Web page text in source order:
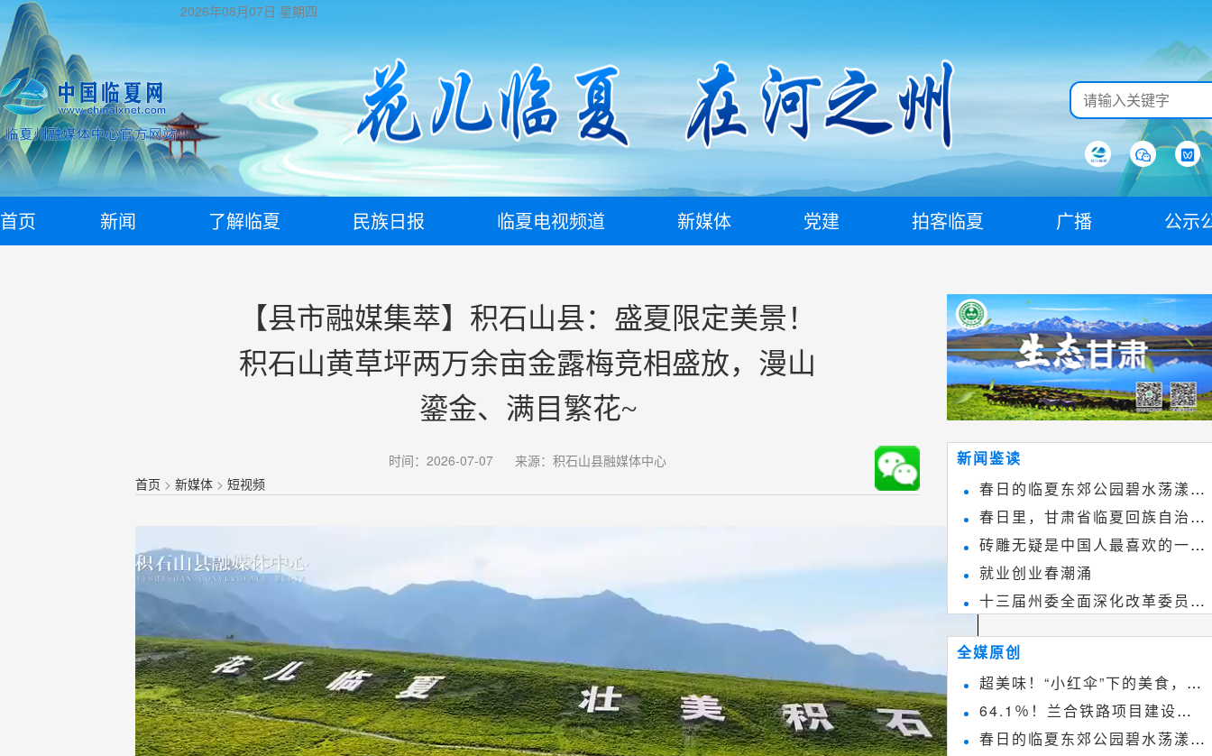
2026年08月07日 星期四
首页 新闻 了解临夏 民族日报 临夏电视频道 新媒体 党建 拍客临夏 广播 公示
【县市融媒集萃】积石山县：盛夏限定美景！
积石山黄草坪两万余亩金露梅竞相盛放，漫山
鎏金、满目繁花~
时间：2026-07-07
来源：积石山县融媒体中心
首页 > 新媒体 > 短视频
新闻鉴读
春日的临夏东郊公园碧水荡漾、
春花烂漫
春日里，甘肃省临夏回族自治州
境内的刘家峡大桥，壮观美丽!
砖雕无疑是中国人最喜欢的一种
雕刻艺术，它不仅是民间实用美术
和建筑装饰艺术的有机结合，更成
为中国建筑史上彰品东方美不可磨
就业创业春潮涌
十三届州委全面深化改革委员会
第八次会议召开
全媒原创
超美味！“小红伞”下的美食，绝
不能错过~
64.1％！兰合铁路项目建设加
速推进
春日的临夏东郊公园碧水荡漾、